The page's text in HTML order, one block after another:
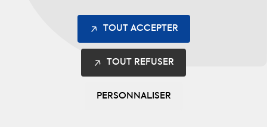
info@codupal.fr
TOUT ACCEPTER
TOUT REFUSER
PERSONNALISER